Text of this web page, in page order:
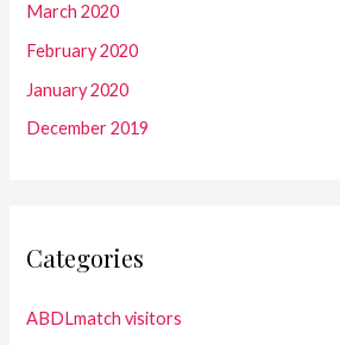
March 2020
February 2020
January 2020
December 2019
Categories
ABDLmatch visitors